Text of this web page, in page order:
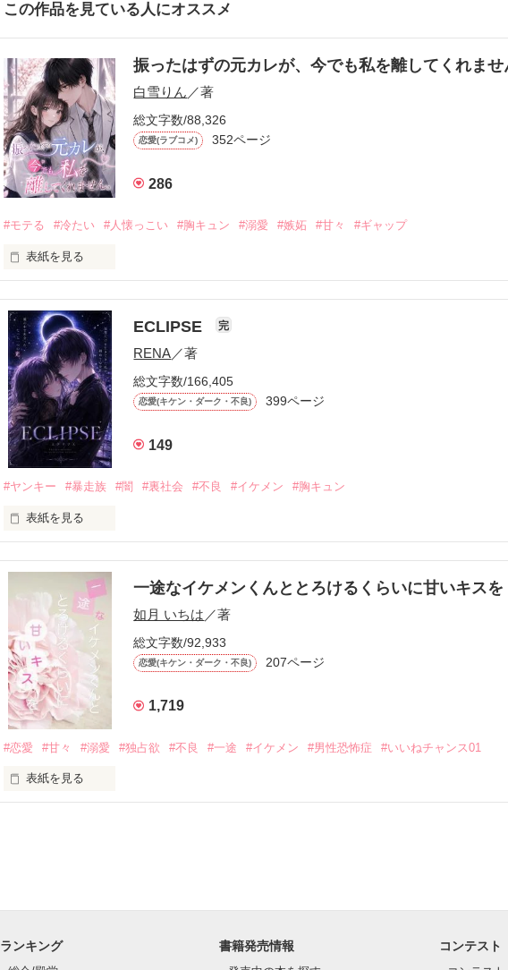
この作品を見ている人にオススメ
振ったはずの元カレが、今でも私を離してくれませ
白雪りん ／著
総文字数/88,326
恋愛(ラブコメ) 352ページ
286
#モテる #冷たい #人懐っこい #胸キュン #溺愛 #嫉妬 #甘々 #ギャップ
表紙を見る
モテる人を好きになるのが怖かった。
だから私は、中学時代に大好きだった彼を自分から振った。
もう会うことはないと思っていたのに、
高校生になって再会した彼は、隣の学校で”王子様”と呼ばれる人気者になっていた。
他の女の子には冷たいのに
「澪ちゃん。」
それは止まっていた恋が再び動き始める合図──。
✨.ﾟ･*..☆.｡.:*✨.☆.｡.:. *:ﾟ✨.ﾟ･*..☆.｡.:*✨
人見知りだけど優しい無自覚だけどモテる
冴木澪-SaekiMio
×
基本女子に冷たいのに澪にはわんこ男子になる
篠宮光-ShinomiyaHikaru
✨.ﾟ･*..☆.｡.:*✨.☆.｡.:. *:ﾟ✨.ﾟ･*..☆.｡.:*✨
ECLIPSE 完
RENA／著
総文字数/166,405
恋愛(キケン・ダーク・不良) 399ページ
149
#ヤンキー #暴走族 #闇 #裏社会 #不良 #イケメン #胸キュン
表紙を見る
一途なイケメンくんととろけるくらいに甘いキスを
如月 いちは ／著
総文字数/92,933
恋愛(キケン・ダーク・不良) 207ページ
1,719
#恋愛 #甘々 #溺愛 #独占欲 #不良 #一途 #イケメン #男性恐怖症 #いいねチャンス01
表紙を見る
クラス替えをして隣の席になったのは────
ランキング 書籍発売情報 コンテスト